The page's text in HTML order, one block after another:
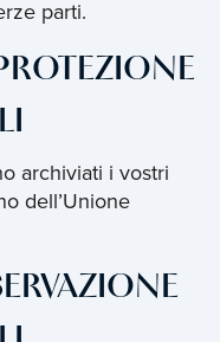
parti.
archiviati i vostri
dell’Unione